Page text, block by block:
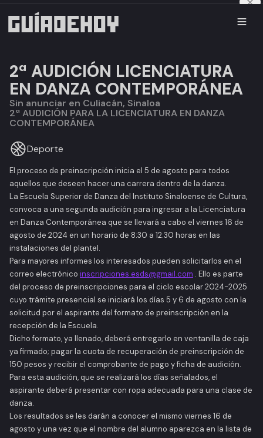
2ª AUDICIÓN LICENCIATURA
EN DANZA CONTEMPORÁNEA
Sin anunciar en Culiacán, Sinaloa
2ª AUDICIÓN PARA LA LICENCIATURA EN DANZA
CONTEMPORÁNEA
Deporte
El proceso de preinscripción inicia el 5 de agosto para todos
aquellos que deseen hacer una carrera dentro de la danza.
La Escuela Superior de Danza del Instituto Sinaloense de Cultura,
convoca a una segunda audición para ingresar a la Licenciatura
en Danza Contemporánea que se llevará a cabo el viernes 16 de
agosto de 2024 en un horario de 8:30 a 12:30 horas en las
instalaciones del plantel.
Para mayores informes los interesados pueden solicitarlos en el
correo electrónico inscripciones.esds@gmail.com . Ello es parte
del proceso de preinscripciones para el ciclo escolar 2024-2025
cuyo trámite presencial se iniciará los días 5 y 6 de agosto con la
solicitud por el aspirante del formato de preinscripción en la
recepción de la Escuela.
Dicho formato, ya llenado, deberá entregarlo en ventanilla de caja
ya firmado; pagar la cuota de recuperación de preinscripción de
150 pesos y recibir el comprobante de pago y ficha de audición.
Para esta audición, que se realizará los días señalados, el
aspirante deberá presentar con ropa adecuada para una clase de
danza.
Los resultados se les darán a conocer el mismo viernes 16 de
agosto y una vez que el nombre del alumno aparezca en la lista de